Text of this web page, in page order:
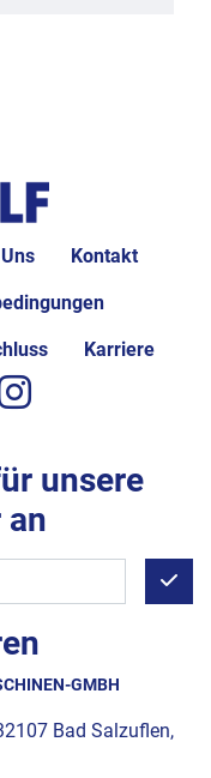
Kontakt
Karriere
GMBH
Bad Salzuflen,
instagram
unsere
an